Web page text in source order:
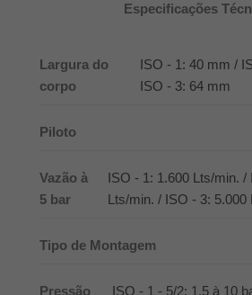
Especificações
Largura do
corpo
ISO - 1: 40 mm /
ISO - 3: 64 mm
Piloto
Vazão à
5 bar
ISO - 1: 1.600 Lts/min. /
Lts/min. / ISO - 3: 5.000
Tipo de Montagem
Pressão
ISO - 1 - 5/2: 1,5 à 10